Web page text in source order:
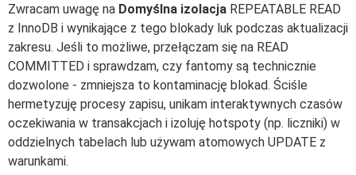
Zwracam uwagę na Domyślna izolacja REPEATABLE READ
z InnoDB i wynikające z tego blokady luk podczas aktualizacji
zakresu. Jeśli to możliwe, przełączam się na READ
COMMITTED i sprawdzam, czy fantomy są technicznie
dozwolone - zmniejsza to kontaminację blokad. Ściśle
hermetyzuję procesy zapisu, unikam interaktywnych czasów
oczekiwania w transakcjach i izoluję hotspoty (np. liczniki) w
oddzielnych tabelach lub używam atomowych UPDATE z
warunkami.